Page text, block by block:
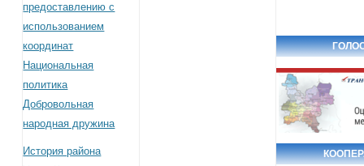
предоставлению с
использованием
координат
Национальная
политика
Добровольная
народная дружина
История района